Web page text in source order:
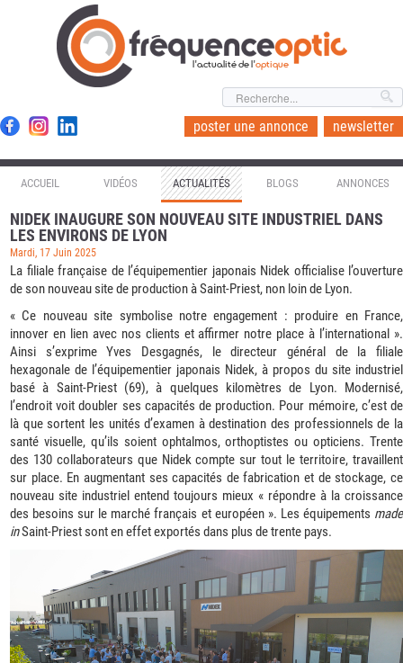
l'actualité de l'optique
poster une annonce newsletter
ACCUEIL VIDÉOS ACTUALITÉS BLOGS ANNONCES
NIDEK INAUGURE SON NOUVEAU SITE INDUSTRIEL DANS
LES ENVIRONS DE LYON
Mardi, 17 Juin 2025
La filiale française de l’équipementier japonais Nidek officialise l’ouverture
de son nouveau site de production à Saint-Priest, non loin de Lyon.
« Ce nouveau site symbolise notre engagement : produire en France,
innover en lien avec nos clients et affirmer notre place à l’international ».
Ainsi s’exprime Yves Desgagnés, le directeur général de la filiale
hexagonale de l’équipementier japonais Nidek, à propos du site industriel
basé à Saint-Priest (69), à quelques kilomètres de Lyon. Modernisé,
l’endroit voit doubler ses capacités de production. Pour mémoire, c’est de
là que sortent les unités d’examen à destination des professionnels de la
santé visuelle, qu’ils soient ophtalmos, orthoptistes ou opticiens. Trente
des 130 collaborateurs que Nidek compte sur tout le territoire, travaillent
sur place. En augmentant ses capacités de fabrication et de stockage, ce
nouveau site industriel entend toujours mieux « répondre à la croissance
des besoins sur le marché français et européen ». Les équipements made
inSaint-Priest sont en effet exportés dans plus de trente pays.